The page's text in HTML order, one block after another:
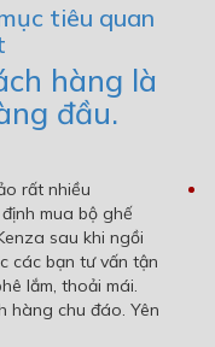
tiêu quan
hàng là
đầu.
rất nhiều
mua bộ ghế
sau khi ngồi
các bạn tư vấn tận
lắm, thoải mái.
hàng chu đáo. Yên